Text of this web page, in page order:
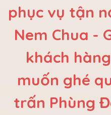
phục vụ tận
Nem Chua -
khách
muốn ghé
trấn Phùng